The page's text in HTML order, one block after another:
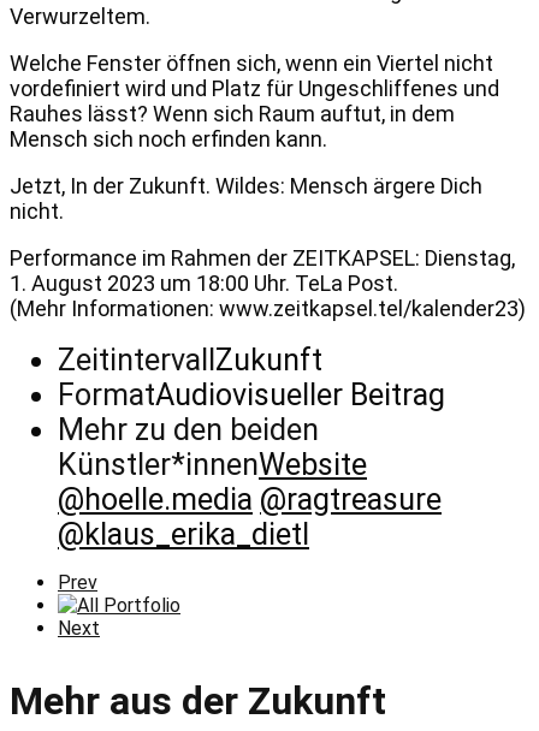
Verwurzeltem.
Welche Fenster öffnen sich, wenn ein Viertel nicht
vordefiniert wird und Platz für Ungeschliffenes und
Rauhes lässt? Wenn sich Raum auftut, in dem
Mensch sich noch erfinden kann.
Jetzt, In der Zukunft. Wildes: Mensch ärgere Dich
nicht.
Performance im Rahmen der ZEITKAPSEL: Dienstag,
1. August 2023 um 18:00 Uhr. TeLa Post.
(Mehr Informationen: www.zeitkapsel.tel/kalender23)
Zeitintervall Zukunft
FormatAudiovisueller Beitrag
Mehr zu den beiden
Künstler*innenWebsite
@hoelle.media @ragtreasure
@klaus_erika_dietl
Previous
Portfolio
Prev
All
Portfolio
Next
Next
Mehr aus der Zukunft